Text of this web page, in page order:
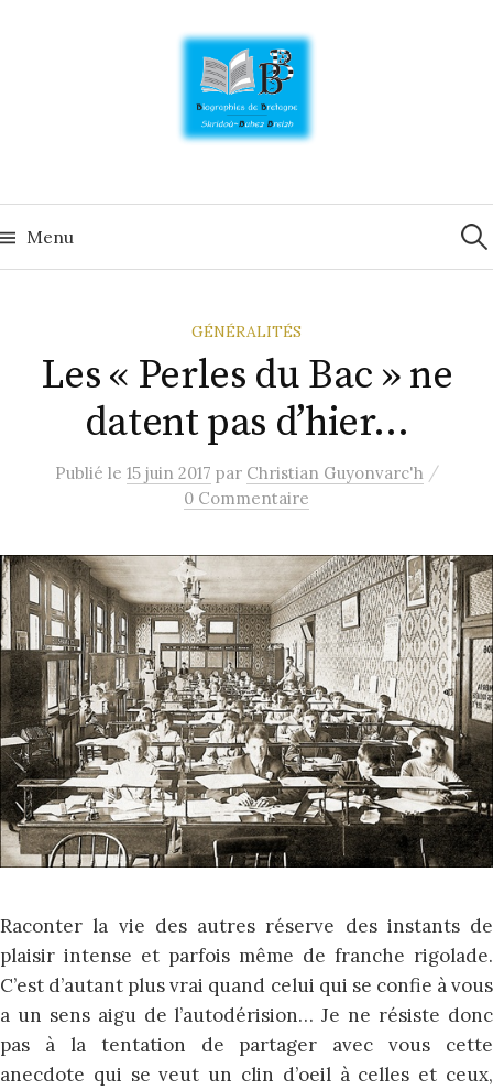
Menu
GÉNÉRALITÉS
Les « Perles du Bac » ne
datent pas d’hier…
Publié le 15 juin 2017 par Christian Guyonvarc'h /
0 Commentaire
Raconter la vie des autres réserve des instants de
plaisir intense et parfois même de franche rigolade.
C’est d’autant plus vrai quand celui qui se confie à vous
a un sens aigu de l’autodérision… Je ne résiste donc
pas à la tentation de partager avec vous cette
anecdote qui se veut un clin d’oeil à celles et ceux,